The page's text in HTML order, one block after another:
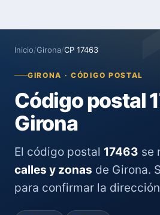
Inicio/Girona/CP 17463
GIRONA · CÓDIGO POSTAL
Código postal
Girona
El código postal 17463 se
calles y zonas de Girona.
para confirmar la